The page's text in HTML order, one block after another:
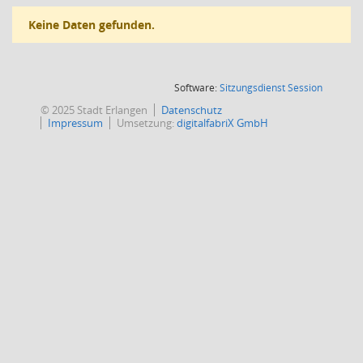
Keine Daten gefunden.
Software:SitzungsdienstSession(Wird in
© 2025 Stadt Erlangen
Datenschutz
Impressum
Umsetzung:digitalfabriX GmbH